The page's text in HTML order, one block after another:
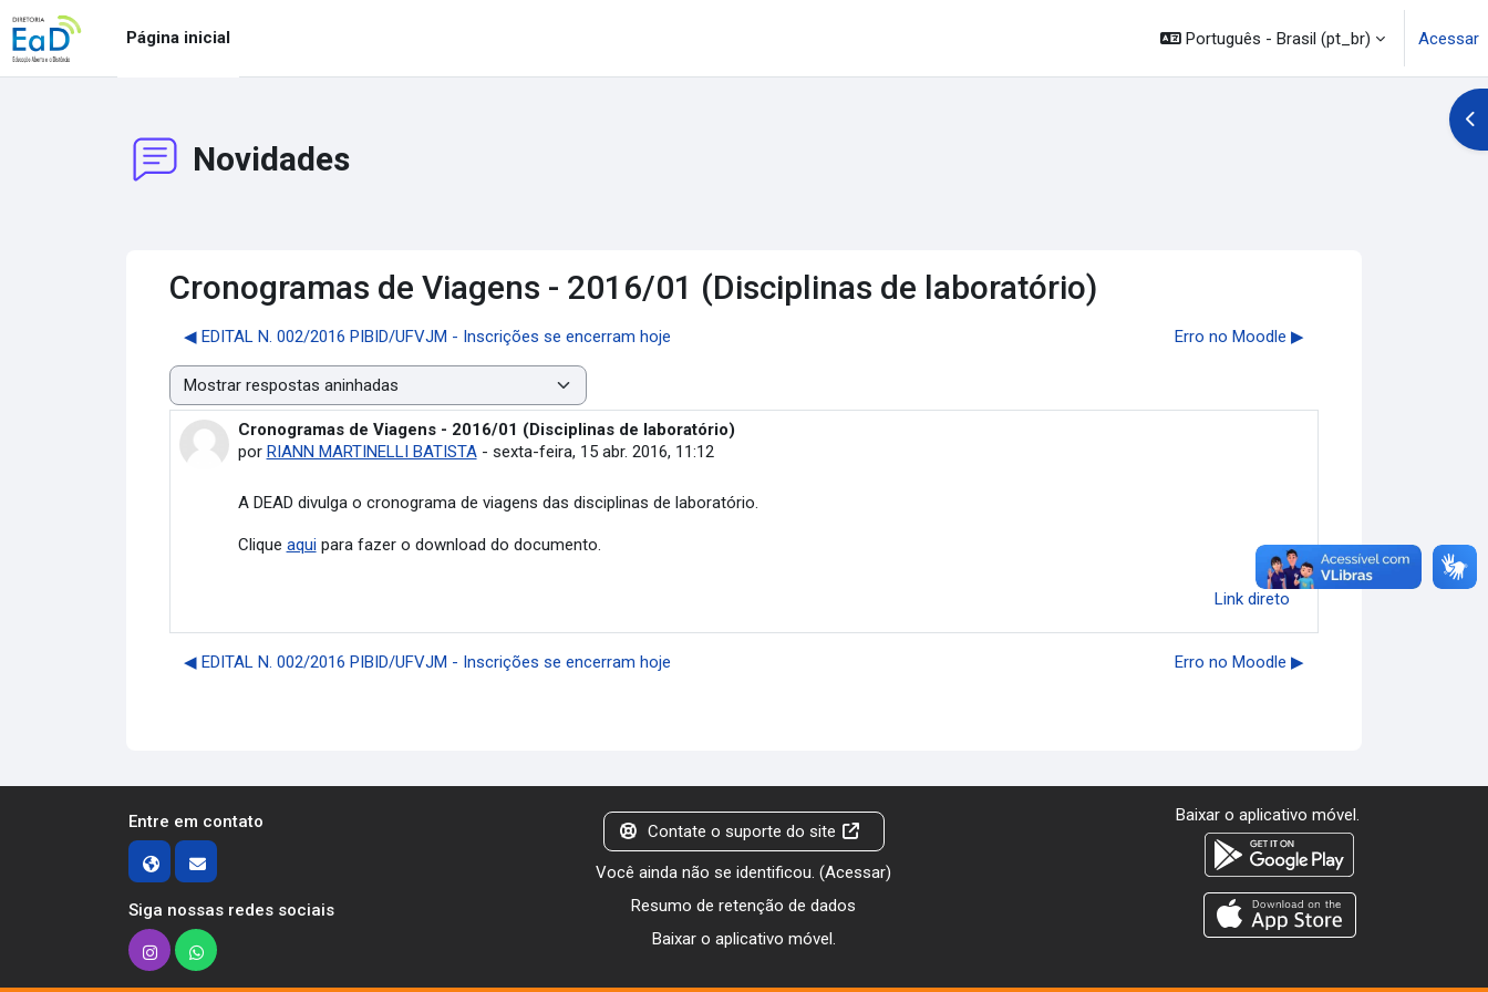
Ir para o conteúdo principal
Página inicial
Português - Brasil ‎(pt_br)‎ Acessar
Novidades
Cronogramas de Viagens - 2016/01 (Disciplinas de laboratório)
◀︎ EDITAL N. 002/2016 PIBID/UFVJM - Inscrições se encerram hoje Erro no Moodle ▶︎
Modo de visualização
Cronogramas de Viagens - 2016/01 (Disciplinas de laboratório)
por RIANN MARTINELLI BATISTA- sexta-feira, 15 abr. 2016, 11:12
Número de respostas: 0
A DEAD divulga o cronograma de viagens das disciplinas de laboratório.
Clique aqui para fazer o download do documento.
Link direto
◀︎ EDITAL N. 002/2016 PIBID/UFVJM - Inscrições se encerram hoje Erro no Moodle ▶︎
Entre em contato
Siga nossas redes sociais
Contate o suporte do site
Você ainda não se identificou. (Acessar)
Resumo de retenção de dados
Baixar o aplicativo móvel.
Baixar o aplicativo móvel.